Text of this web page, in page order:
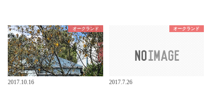
オークランド
2017.10.16
オークランド
2017.7.26